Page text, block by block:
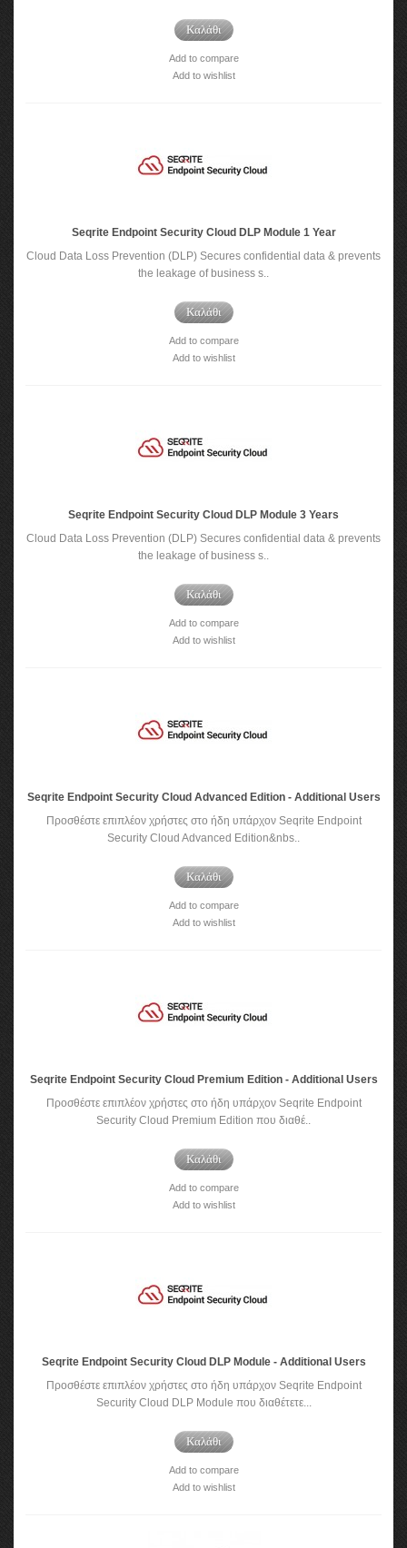
Καλάθι
Add to compare
Add to wishlist
Seqrite Endpoint Security Cloud DLP Module 1 Year
Cloud Data Loss Prevention (DLP) Secures confidential data & prevents
the leakage of business s..
Καλάθι
Add to compare
Add to wishlist
Seqrite Endpoint Security Cloud DLP Module 3 Years
Cloud Data Loss Prevention (DLP) Secures confidential data & prevents
the leakage of business s..
Καλάθι
Add to compare
Add to wishlist
Seqrite Endpoint Security Cloud Advanced Edition - Additional Users
Προσθέστε επιπλέον χρήστες στο ήδη υπάρχον Seqrite Endpoint
Security Cloud Advanced Edition&nbs..
Καλάθι
Add to compare
Add to wishlist
Seqrite Endpoint Security Cloud Premium Edition - Additional Users
Προσθέστε επιπλέον χρήστες στο ήδη υπάρχον Seqrite Endpoint
Security Cloud Premium Edition που διαθέ..
Καλάθι
Add to compare
Add to wishlist
Seqrite Endpoint Security Cloud DLP Module - Additional Users
Προσθέστε επιπλέον χρήστες στο ήδη υπάρχον Seqrite Endpoint
Security Cloud DLP Module που διαθέτετε...
Καλάθι
Add to compare
Add to wishlist